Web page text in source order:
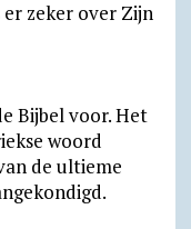
zeker over Zijn
Bijbel voor. Het
woord
de ultieme